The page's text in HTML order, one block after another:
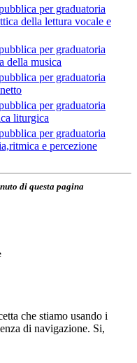
per graduatoria
della lettura vocale e
per graduatoria
della musica
per graduatoria
per graduatoria
liturgica
per graduatoria
e percezione
di questa pagina
che stiamo usando i
di navigazione. Si,